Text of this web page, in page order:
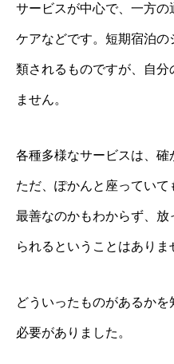
サービスが中心で、一方の
ケアなどです。短期宿泊
類されるものですが、自
ません。
各種多様なサービスは、確
ただ、ぽかんと座ってい
最善なのかもわからず、
られるということはありま
どういったものがあるか
必要がありました。